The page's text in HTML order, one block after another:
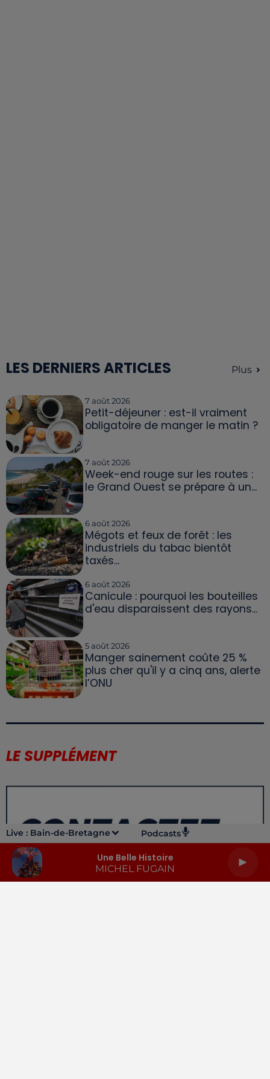
Live : Bain-de-Bretagne Podcasts
Une Belle Histoire
MICHEL FUGAIN
LES DERNIERS ARTICLES Plus
7 août 2026
Petit-déjeuner : est-il vraiment
obligatoire de manger le matin ?
7 août 2026
Week-end rouge sur les routes :
le Grand Ouest se prépare à un...
6 août 2026
Mégots et feux de forêt : les
industriels du tabac bientôt
taxés...
6 août 2026
Canicule : pourquoi les bouteilles
d'eau disparaissent des rayons...
5 août 2026
Manger sainement coûte 25 %
plus cher qu'il y a cinq ans, alerte
l’ONU
LE SUPPLÉMENT